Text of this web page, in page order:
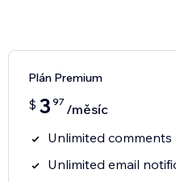
Plán Premium
$ 3 97 /měsíc
Unlimited comments
Unlimited email